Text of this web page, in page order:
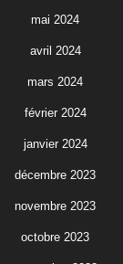
mai 2024
avril 2024
mars 2024
février 2024
janvier 2024
décembre 2023
novembre 2023
octobre 2023